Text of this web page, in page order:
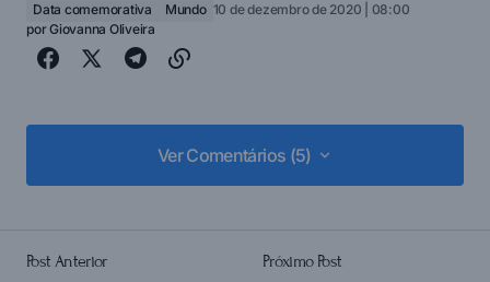
Data comemorativa Mundo 10 de dezembro de 2020 | 08:00
porGiovanna Oliveira
Ver Comentários (5)
Ver Comentários (5)
Post Anterior
Próximo Post